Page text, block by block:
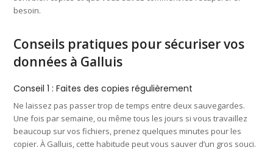
besoin.
Conseils pratiques pour sécuriser vos
données à Galluis
Conseil 1 : Faites des copies régulièrement
Ne laissez pas passer trop de temps entre deux sauvegardes.
Une fois par semaine, ou même tous les jours si vous travaillez
beaucoup sur vos fichiers, prenez quelques minutes pour les
copier. À Galluis, cette habitude peut vous sauver d’un gros souci.